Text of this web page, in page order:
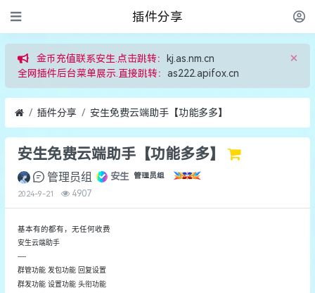
插件分享
金币充值联系安生.点击跳转：
kj.as.nm.cn
全网插件后台菜单展示.直接跳转： as222.apifox.cn
×
插件分享 安生免费云端助手【功能多多】
安生免费云端助手【功能多多】
管理员组 安生 管理员组
2024-9-21 4907
基本有的都有，无任何收费
安生云端助手
----
群管功能 发包功能 回复设置
群发功能 设置功能 头衔功能